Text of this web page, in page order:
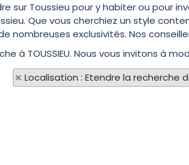
Toussieu pour y habiter ou pour
Que vous cherchiez un style
nombreuses exclusivités. Nos
à TOUSSIEU. Nous vous invitons à
Localisation : Etendre la recherche